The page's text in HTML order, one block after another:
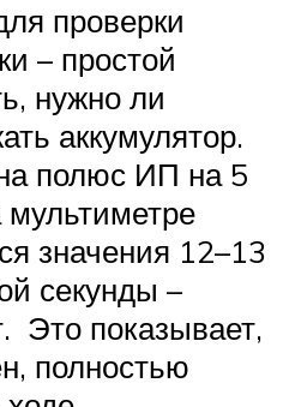
проверки
– простой
нужно ли
аккумулятор.
полюс ИП на 5
мультиметре
значения 12–13
секунды –
Это показывает,
полностью